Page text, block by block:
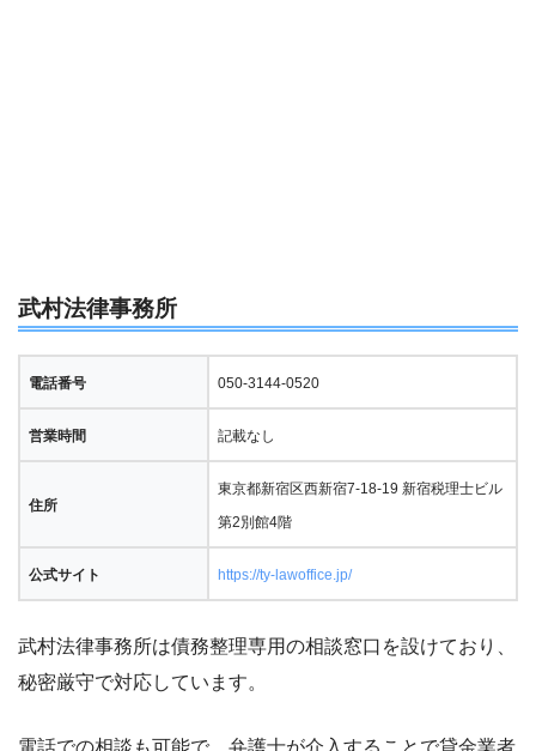
武村法律事務所
電話番号 050-3144-0520
営業時間 記載なし
住所
東京都新宿区西新宿7-18-19 新宿税理士ビル
第2別館4階
公式サイト https://ty-lawoffice.jp/
武村法律事務所は債務整理専用の相談窓口を設けており、
秘密厳守で対応しています。
電話での相談も可能で、弁護士が介入することで貸金業者